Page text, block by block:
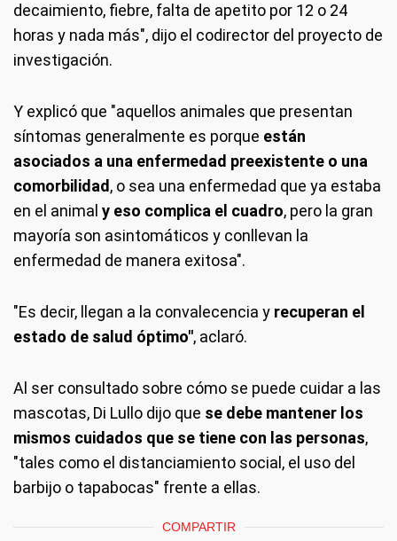
decaimiento, fiebre, falta de apetito por 12 o 24
horas y nada más", dijo el codirector del proyecto de
investigación.
Y explicó que "aquellos animales que presentan
síntomas generalmente es porque están
asociados a una enfermedad preexistente o una
comorbilidad , o sea una enfermedad que ya estaba
en el animal y eso complica el cuadro, pero la gran
mayoría son asintomáticos y conllevan la
enfermedad de manera exitosa".
"Es decir, llegan a la convalecencia y recuperan el
estado de salud óptimo", aclaró.
Al ser consultado sobre cómo se puede cuidar a las
mascotas, Di Lullo dijo que se debe mantener los
mismos cuidados que se tiene con las personas,
"tales como el distanciamiento social, el uso del
barbijo o tapabocas" frente a ellas.
COMPARTIR